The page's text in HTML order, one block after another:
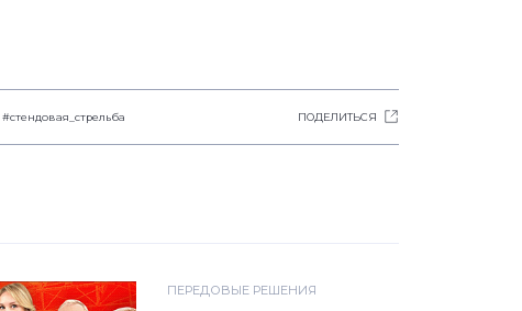
#стендовая_стрельба ПОДЕЛИТЬСЯ
ПЕРЕДОВЫЕ РЕШЕНИЯ